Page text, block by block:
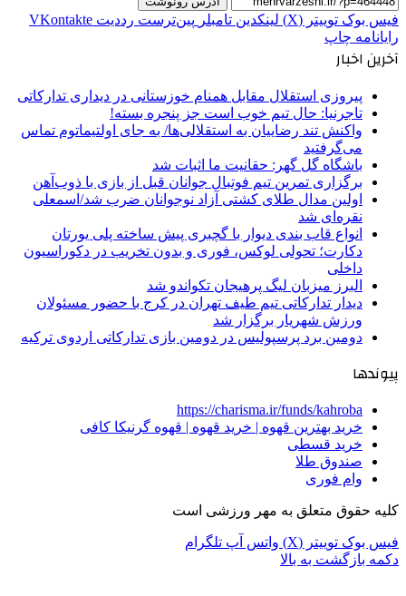
فیس بوک توییتر (X) لینکدین ‫تامبلر ‫پین‌ترست ‫رددیت ‫VKontakte
رایانامه چاپ
آخرین اخبار
پیروزی استقلال مقابل همنام خوزستانی در دیداری تدارکاتی
تاجرنیا: حال تیم خوب است جز پنجره بسته!
واکنش تند رضاییان به استقلالی‌ها/ به جای اولتیماتوم تماس
می‌گرفتید
باشگاه گل گهر: حقانیت ما اثبات شد
برگزاری تمرین تیم فوتبال جوانان قبل از بازی با ذوب‌آهن
اولین مدال طلای کشتی آزاد نوجوانان ضرب شد/اسمعلی
نقره‌ای شد
انواع قاب بندی دیوار با گچبری پیش ساخته پلی یورتان
دکارت؛ تحولی لوکس، فوری و بدون تخریب در دکوراسیون
داخلی
البرز میزبان لیگ پرهیجان تکواندو شد
دیدار تدارکاتی تیم طیف تهران در کرج با حضور مسئولان
ورزش شهریار برگزار شد
دومین برد پرسپولیس در دومین بازی تدارکاتی اردوی ترکیه
پیوندها
https://charisma.ir/funds/kahroba
خرید بهترین قهوه | خرید قهوه | قهوه گرنیکا کافی
خرید قسطی
صندوق طلا
وام فوری
کلیه حقوق متعلق به مهر ورزشی است
فیس بوک توییتر (X) واتس آپ تلگرام
دکمه بازگشت به بالا